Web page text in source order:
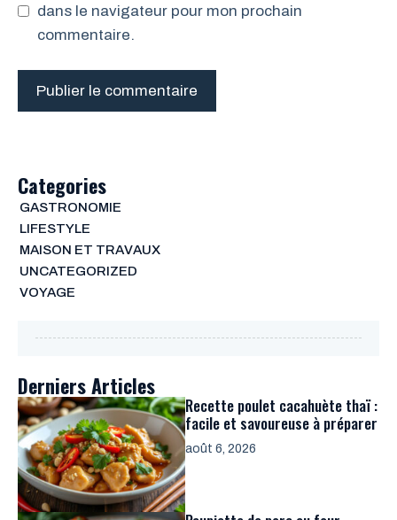
dans le navigateur pour mon prochain
commentaire.
Categories
GASTRONOMIE
LIFESTYLE
MAISON ET TRAVAUX
UNCATEGORIZED
VOYAGE
Derniers Articles
Recette poulet cacahuète thaï :
facile et savoureuse à préparer
août 6, 2026